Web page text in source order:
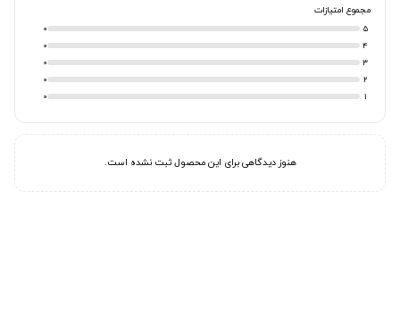
مجموع امتیازات
5
0
4
0
3
0
2
0
1
0
هنوز دیدگاهی برای این محصول ثبت نشده است.